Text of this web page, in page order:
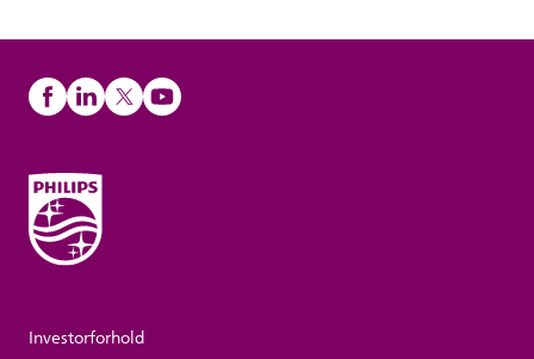
Investorforhold